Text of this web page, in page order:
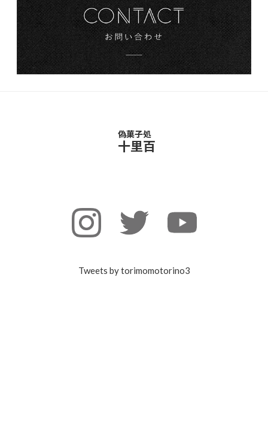
偽菓子処
十里百
Tweets by torimomotorino3